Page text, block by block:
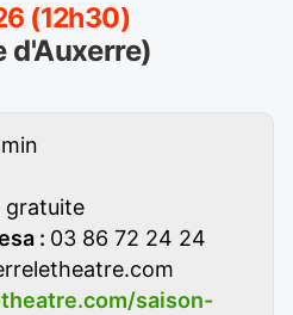
(12h30)
d'Auxerre)
gratuite
: 03 86 72 24 24
saison-